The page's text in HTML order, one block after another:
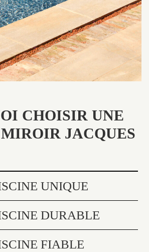
CHOISIR UNE
JACQUES
UNIQUE
DURABLE
FIABLE